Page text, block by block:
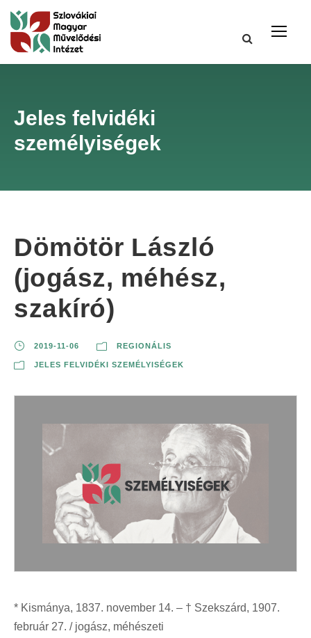
Jeles felvidéki
személyiségek
Dömötör László
(jogász, méhész,
szakíró)
2019-11-06 REGIONÁLIS
JELES FELVIDÉKI SZEMÉLYISÉGEK
* Kismánya, 1837. november 14. – † Szekszárd, 1907.
február 27. / jogász, méhészeti